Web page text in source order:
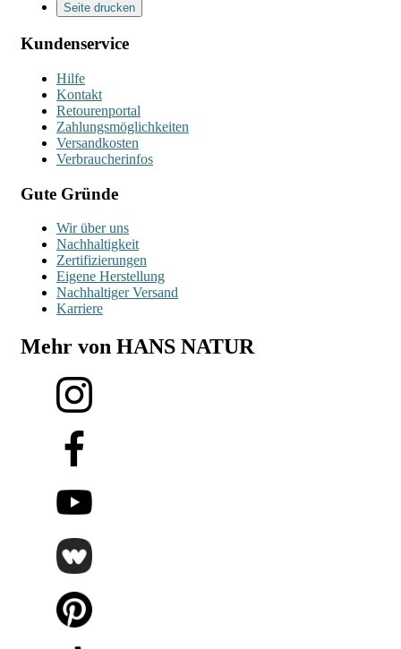
Seite drucken
Kundenservice
Hilfe
Kontakt
Retourenportal
Zahlungsmöglichkeiten
Versandkosten
Verbraucherinfos
Gute Gründe
Wir über uns
Nachhaltigkeit
Zertifizierungen
Eigene Herstellung
Nachhaltiger Versand
Karriere
Mehr von HANS NATUR